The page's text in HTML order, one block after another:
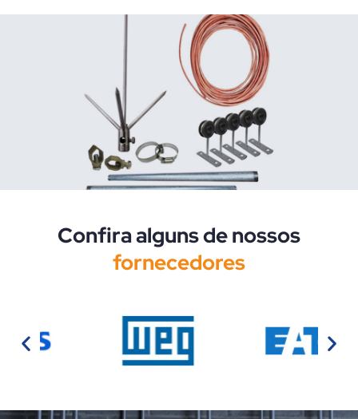
Confira alguns de nossos
fornecedores